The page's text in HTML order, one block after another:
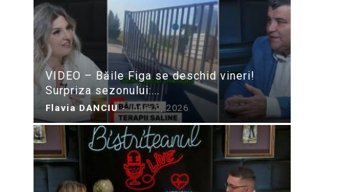
VIDEO – Băile Figa se deschid vineri!
Surpriza sezonului:...
Flavia DANCIU - iunie 9, 2026